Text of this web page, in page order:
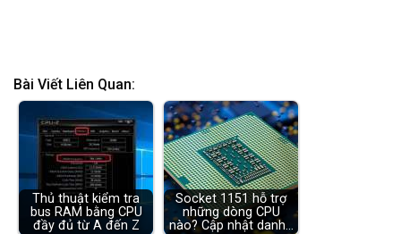
Bài Viết Liên Quan:
Thủ thuật kiểm tra
bus RAM bằng CPU
đầy đủ từ A đến Z
Socket 1151 hỗ trợ
những dòng CPU
nào? Cập nhật danh…